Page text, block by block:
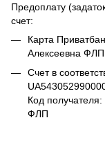
Предоплату
счет:
Карта
Алексеевна ФЛП
Счет в
Код
ФЛП